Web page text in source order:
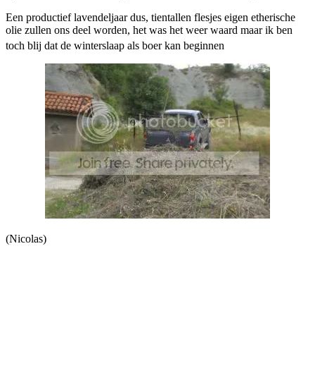
Een productief lavendeljaar dus, tientallen flesjes eigen etherische
olie zullen ons deel worden, het was het weer waard maar ik ben
toch blij dat de winterslaap als boer kan beginnen
(Nicolas)